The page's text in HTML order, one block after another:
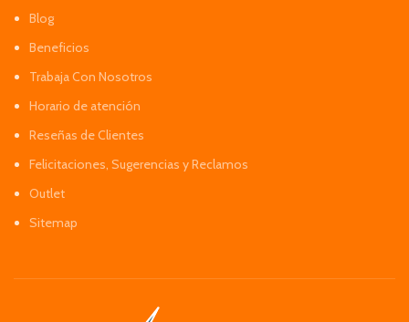
Blog
Beneficios
Trabaja Con Nosotros
Horario de atención
Reseñas de Clientes
Felicitaciones, Sugerencias y Reclamos
Outlet
Sitemap